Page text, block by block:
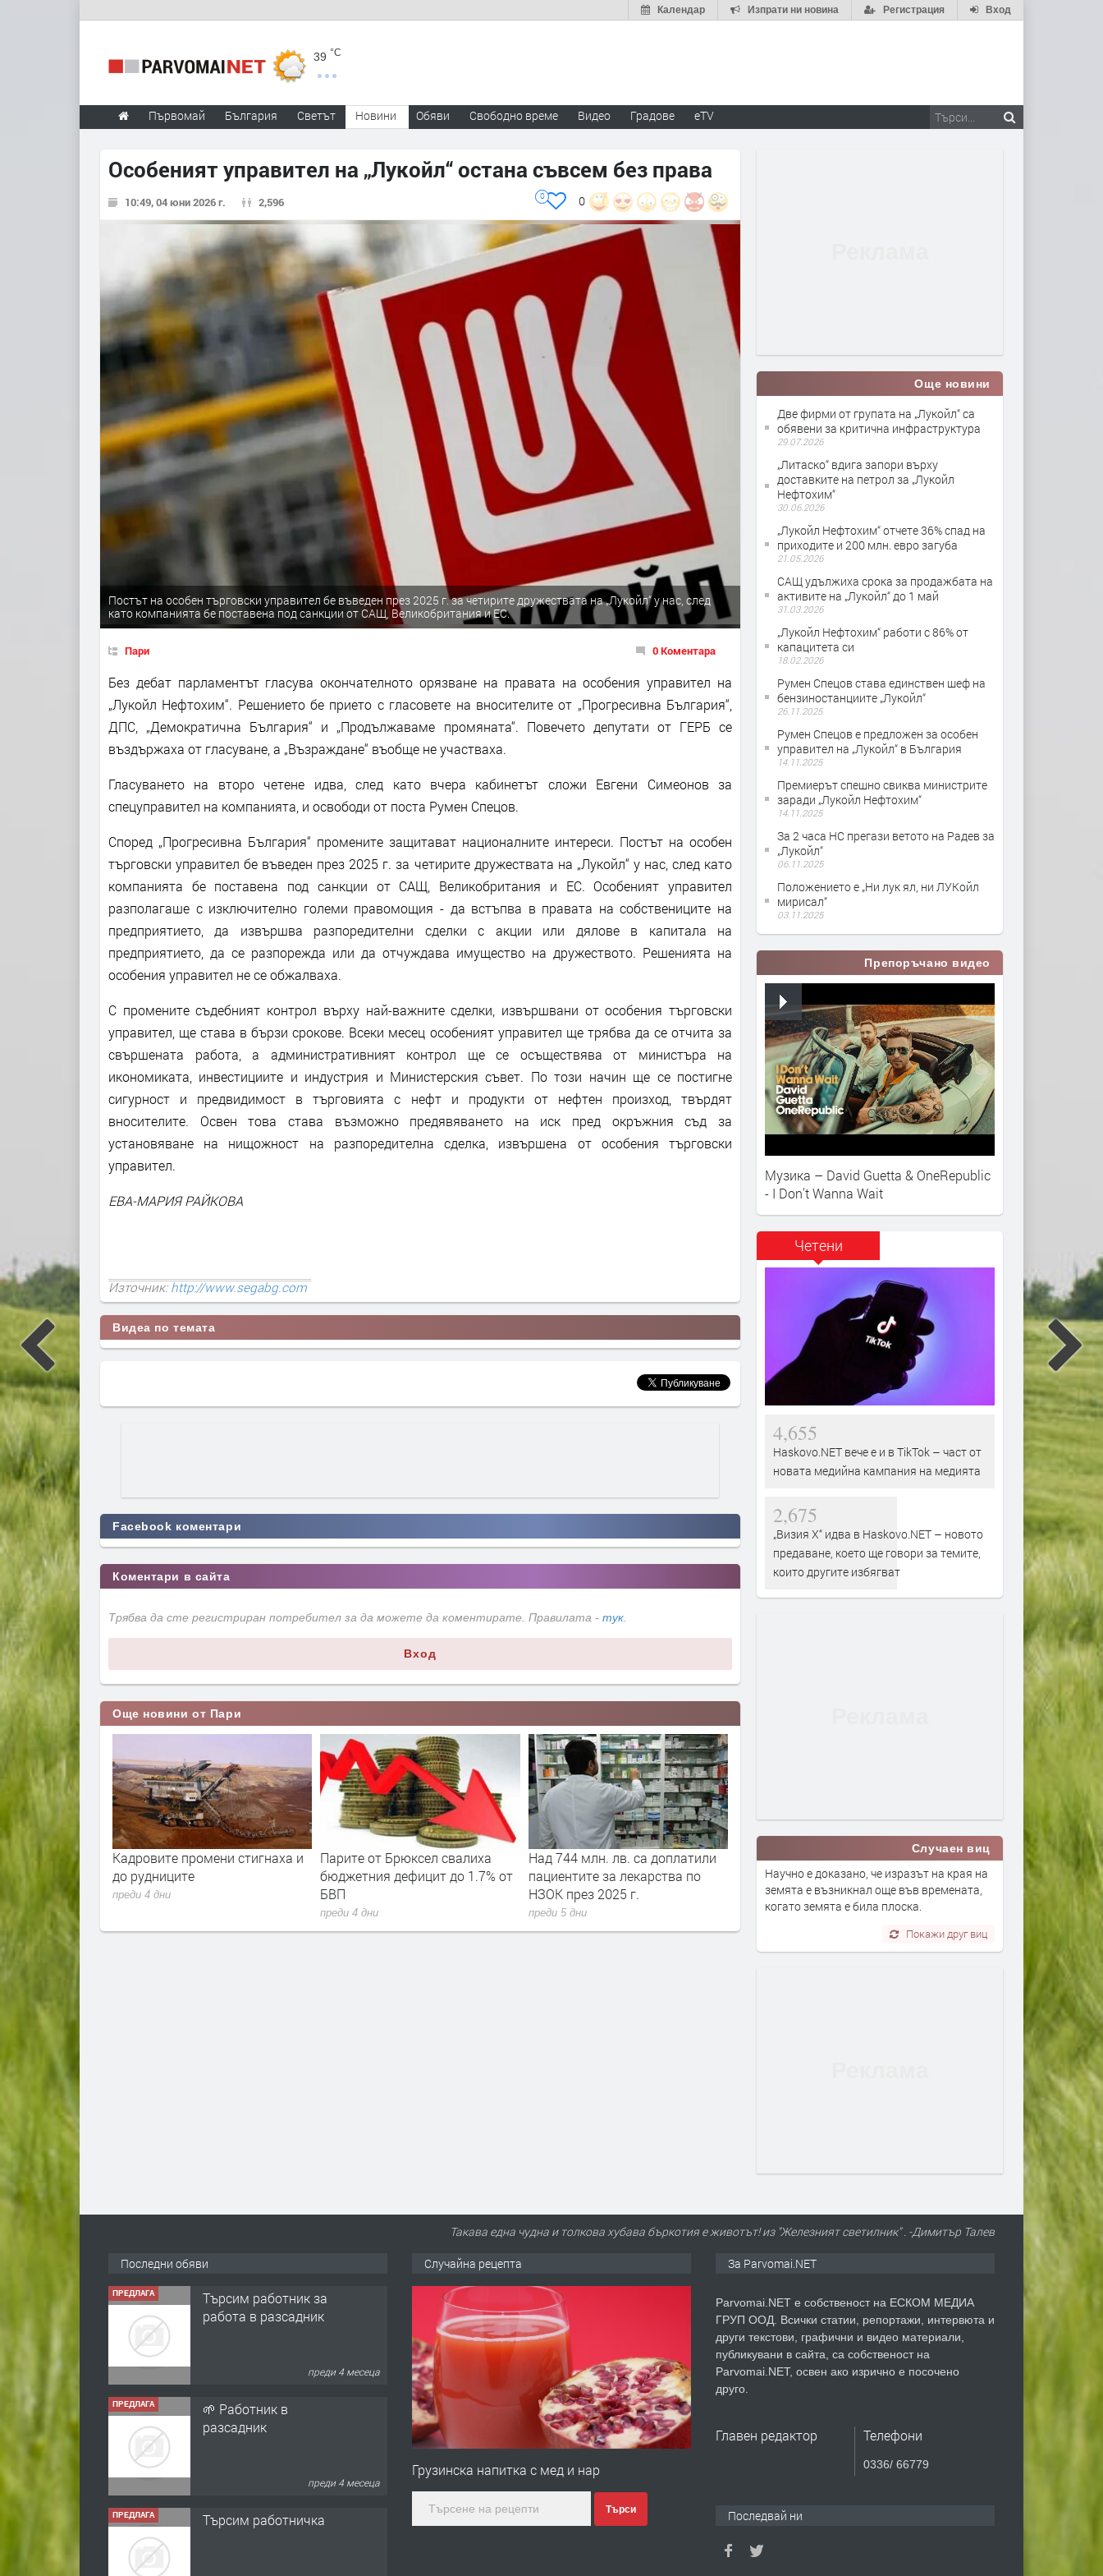
Вход
Регистрация
Изпрати ни новина
Календар
39 °C
Първомай България Светът Новини Обяви Свободно време Видео Градове eTV
Особеният управител на „Лукойл“ остана съвсем без права
10:49, 04 юни 2026 г. 2,596 0
0
Постът на особен търговски управител бе въведен през 2025 г. за четирите дружествата на „Лукойл“ у нас, след
като компанията бе поставена под санкции от САЩ, Великобритания и ЕС.
Пари 0 Коментара
Без дебат парламентът гласува окончателното орязване на правата на особения управител на
„Лукойл Нефтохим“. Решението бе прието с гласовете на вносителите от „Прогресивна България“,
ДПС, „Демократична България“ и „Продължаваме промяната“. Повечето депутати от ГЕРБ се
въздържаха от гласуване, а „Възраждане“ въобще не участваха.
Гласуването на второ четене идва, след като вчера кабинетът сложи Евгени Симеонов за
спецуправител на компанията, и освободи от поста Румен Спецов.
Според „Прогресивна България“ промените защитават националните интереси. Постът на особен
търговски управител бе въведен през 2025 г. за четирите дружествата на „Лукойл“ у нас, след като
компанията бе поставена под санкции от САЩ, Великобритания и ЕС. Особеният управител
разполагаше с изключително големи правомощия - да встъпва в правата на собствениците на
предприятието, да извършва разпоредителни сделки с акции или дялове в капитала на
предприятието, да се разпорежда или да отчуждава имущество на дружеството. Решенията на
особения управител не се обжалваха.
С промените съдебният контрол върху най-важните сделки, извършвани от особения търговски
управител, ще става в бързи срокове. Всеки месец особеният управител ще трябва да се отчита за
свършената работа, а административният контрол ще се осъществява от министъра на
икономиката, инвестициите и индустрия и Министерския съвет. По този начин ще се постигне
сигурност и предвидимост в търговията с нефт и продукти от нефтен произход, твърдят
вносителите. Освен това става възможно предявяването на иск пред окръжния съд за
установяване на нищожност на разпоредителна сделка, извършена от особения търговски
управител.
ЕВА-МАРИЯ РАЙКОВА
Източник:http://www.segabg.com
Видеа по темата
Facebook коментари
Коментари в сайта
Трябва да сте регистриран потребител за да можете да коментирате. Правилата - тук.
Вход
Още новини от Пари
е скочила с
И
Кадровите промени стигнаха и
до рудниците
преди 4 дни
Парите от Брюксел свалиха
бюджетния дефицит до 1.7% от
БВП
преди 4 дни
Над 744 млн. лв. са доплатили
пациентите за лекарства по
НЗОК през 2025 г.
преди 5 дни
Вече може да се подават молби
за личен фалит
преди 5 дни
Дигитално евро:
е вече в нашия смартфон
преди 5 дни
Още новини
Две фирми от групата на „Лукойл“ са
обявени за критична инфраструктура
29.07.2026
„Литаско“ вдига запори върху
доставките на петрол за „Лукойл
Нефтохим“
30.06.2026
„Лукойл Нефтохим“ отчете 36% спад на
приходите и 200 млн. евро загуба
21.05.2026
САЩ удължиха срока за продажбата на
активите на „Лукойл“ до 1 май
31.03.2026
„Лукойл Нефтохим“ работи с 86% от
капацитета си
18.02.2026
Румен Спецов става единствен шеф на
бензиностанциите „Лукойл“
26.11.2025
Румен Спецов е предложен за особен
управител на „Лукойл“ в България
14.11.2025
Премиерът спешно свиква министрите
заради „Лукойл Нефтохим“
14.11.2025
За 2 часа НС прегази ветото на Радев за
„Лукойл“
06.11.2025
Положението е „Ни лук ял, ни ЛУКойл
мирисал“
03.11.2025
Препоръчано видео
Музика – David Guetta & OneRepublic
- I Don't Wanna Wait
Четени
4,655
Haskovo.NET вече е и в TikTok – част от
новата медийна кампания на медията
2,675
„Визия Х“ идва в Haskovo.NET – новото
предаване, което ще говори за темите,
които другите избягват
Случаен виц
Научно е доказано, че изразът на края на
земята е възникнал още във времената,
когато земята е била плоска.
Покажи друг виц
Такава една чудна и толкова хубава бъркотия е животът! из "Железният светилник" . -Димитър Талев
Последни обяви
ПРЕДЛАГА
Търсим работник за
работа в разсадник
преди 4 месеца
ПРЕДЛАГА
🌱 Работник в
разсадник
преди 4 месеца
ПРЕДЛАГА Търсим работничка
Случайна рецепта
Грузинска напитка с мед и нар
Търси
За Parvomai.NET
Parvomai.NET е собственост на ЕСКОМ МЕДИА
ГРУП ООД. Всички статии, репортажи, интервюта и
други текстови, графични и видео материали,
публикувани в сайта, са собственост на
Parvomai.NET, освен ако изрично е посочено
друго.
Главен редактор Телефони
0336/ 66779
Последвай ни